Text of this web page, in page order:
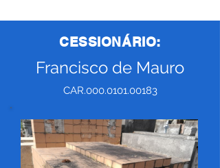
CESSIONÁRIO:
Francisco de Mauro
CAR.000.0101.00183